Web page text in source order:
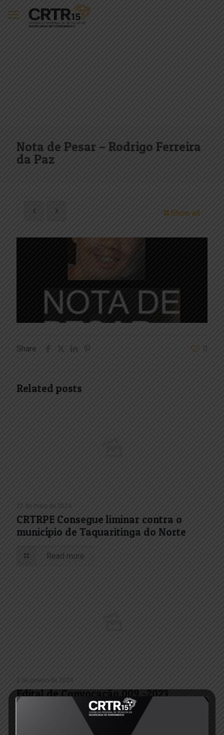
Nota de Pesar – Rodrigo Ferreira
da Paz
Show all
Share 0
Related posts
27 de maio de 2024
CRTRPE Consegue liminar contra o
município de Taquaritinga do Norte
Read more
2 de janeiro de 2024
Edital de Convocação 009 -2023
Read more